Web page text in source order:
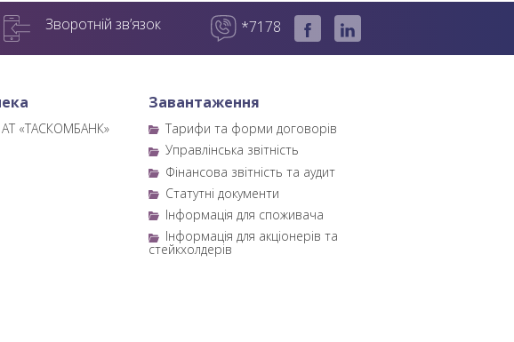
Зворотній зв’язок *7178
АТ «ТАСКОМБАНК»
Завантаження
Тарифи та форми договорів
Управлінська звітність
Фінансова звітність та аудит
Статутні документи
Інформація для споживача
Інформація для акціонерів та
стейкхолдерів